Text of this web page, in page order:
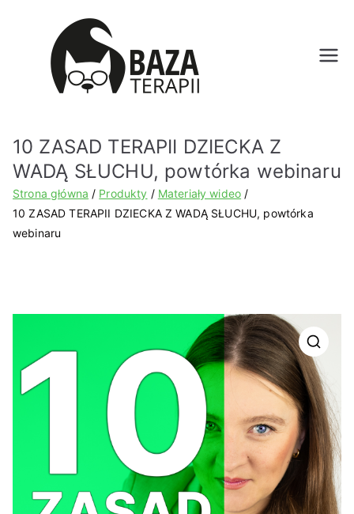
Bazat
pl
10 ZASAD TERAPII DZIECKA Z
WADĄ SŁUCHU, powtórka webinaru
Strona główna Produkty
Materiały wideo
10 ZASAD TERAPII DZIECKA Z WADĄ SŁUCHU, powtórka
webinaru